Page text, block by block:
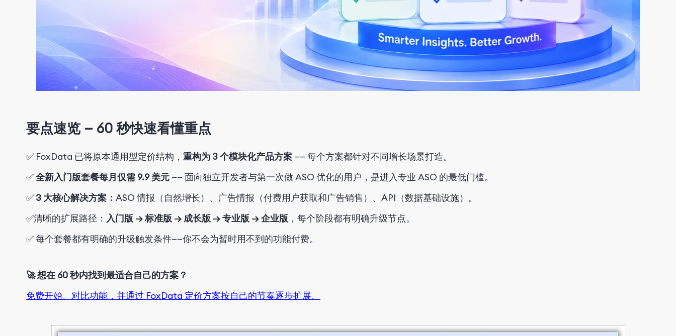
要点速览 — 60 秒快速看懂重点
✅ FoxData 已将原本通用型定价结构， 重构为 3 个模块化产品方案 —— 每个方案都针对不同增长场景打造。
✅全新入门版套餐每月仅需 9.9 美元 —— 面向独立开发者与第一次做 ASO 优化的用户，是进入专业 ASO 的最低门槛。
✅ 3 大核心解决方案： ASO 情报（自然增长）、广告情报（付费用户获取和广告销售 ）、API（数据基础设施）。
✅清晰的扩展路径 ： 入门版 → 标准版 → 成长版 → 专业版 → 企业版 ， 每个阶段都有明确升级节点。
✅ 每个套餐都有明确的升级触发条件——你不会为暂时用不到的功能付费。
🚀想在 60 秒内找到最适合自己的方案？
免费开始、对比功能，并通过 FoxData 定价方案按自己的节奏逐步扩展。